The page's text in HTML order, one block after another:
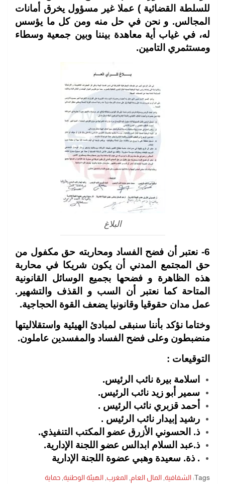
للسلطة القضائية ) عملا غير مسؤول يخرق أمانات
المجالس. و نحن في حل منه ومن كل ما يؤسس
له، في غياب أية معاهدة بيننا وبين جمعية وسطاء
ومستثمري التامين.
البلاغ
6- نعتبر أن فضح الفساد ومحاربته حق مكفول من
حق المجتمع المدني أن يكون شريكا في محاربة
هذه الظاهرة و فضحها بجميع الوسائل القانونية
المتاحة كما نعتبر أن السب و القذف والتشهير.
عمل مدان حقوقيا وقانونيا يضعف القوة الحجاجية.
وختاما نؤكد بأننا سنبقى لمبادئ الهيئية واستقلاليتها
منضبطون وعلى فضح الفساد والمفسدين عاملون.
التوقيعات :
اسلامة بيرة نائب الرئيس.
سمير أبو زيد نائب الرئيس.
أحمد قزبري نائب الرئيس .
رشيد إبيدار نائب الرئيس .
ذ. الحسوني الأزرق عضو المكتب التنفيذي.
ذ.عبد السلام ابدالس عضو اللجنة الإدارية.
. ذة. سعيدة وهبي عضوة اللجنة الإدارية
Tags: الشفافية, المال العام, المغرب, الهيئة الوطنية, حماية